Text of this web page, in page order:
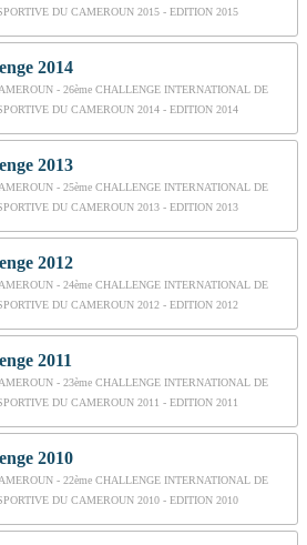
DU CAMEROUN 2015 - EDITION 2015
2014
- 26ème CHALLENGE INTERNATIONAL DE
DU CAMEROUN 2014 - EDITION 2014
2013
- 25ème CHALLENGE INTERNATIONAL DE
DU CAMEROUN 2013 - EDITION 2013
2012
- 24ème CHALLENGE INTERNATIONAL DE
DU CAMEROUN 2012 - EDITION 2012
2011
- 23ème CHALLENGE INTERNATIONAL DE
DU CAMEROUN 2011 - EDITION 2011
2010
- 22ème CHALLENGE INTERNATIONAL DE
DU CAMEROUN 2010 - EDITION 2010